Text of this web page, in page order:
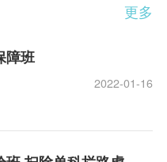
更多
障班
2022-01-16